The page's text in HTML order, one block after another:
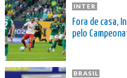
INTER
Fora de casa,
pelo
BRASIL